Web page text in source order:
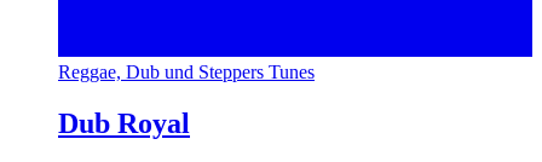
Reggae, Dub und Steppers Tunes
Dub Royal